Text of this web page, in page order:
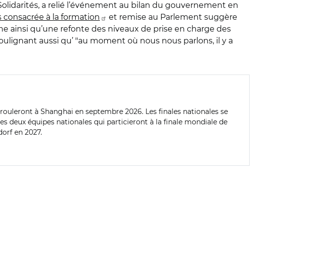
a relié l’événement au bilan du gouvernement en
à la formation
et remise au Parlement suggère
ainsi qu’une refonte des niveaux de prise en charge des
aussi qu’ "au moment où nous nous parlons, il y a
à Shanghai en septembre 2026. Les finales nationales se
deux équipes nationales qui particieront à la finale mondiale de
en 2027.